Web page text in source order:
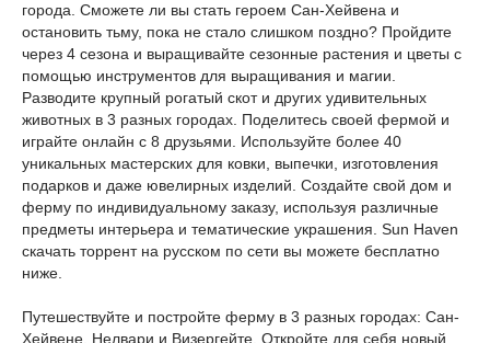
города. Сможете ли вы стать героем Сан-Хейвена и
остановить тьму, пока не стало слишком поздно? Пройдите
через 4 сезона и выращивайте сезонные растения и цветы с
помощью инструментов для выращивания и магии.
Разводите крупный рогатый скот и других удивительных
животных в 3 разных городах. Поделитесь своей фермой и
играйте онлайн с 8 друзьями. Используйте более 40
уникальных мастерских для ковки, выпечки, изготовления
подарков и даже ювелирных изделий. Создайте свой дом и
ферму по индивидуальному заказу, используя различные
предметы интерьера и тематические украшения. Sun Haven
скачать торрент на русском по сети вы можете бесплатно
ниже.
Путешествуйте и постройте ферму в 3 разных городах: Сан-
Хейвене, Нелвари и Визергейте. Откройте для себя новый